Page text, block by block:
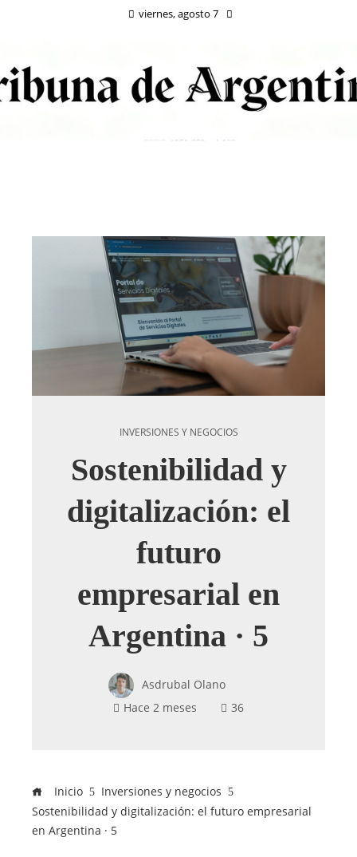
viernes, agosto 7
INVERSIONES Y NEGOCIOS
Sostenibilidad y
digitalización: el
futuro
empresarial en
Argentina · 5
Asdrubal Olano
Hace 2 meses
36
Inicio
Inversiones y negocios
Sostenibilidad y digitalización: el futuro empresarial
en Argentina · 5